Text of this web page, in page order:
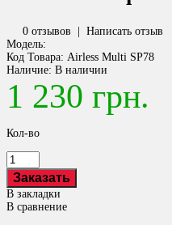
0 отзывов | Написать отзыв
Модель:
Код Товара: Airless Multi SP78
Наличие: В наличии
1 230 грн.
Кол-во
В закладки
В сравнение